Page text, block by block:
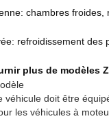
chambres
refroidissement
plus de modèles
véhicule doit être
les véhicules à